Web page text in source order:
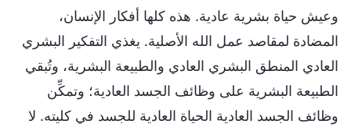
وعيش حياة بشرية عادية. هذه كلها أفكار الإنسان،
المضادة لمقاصد عمل الله الأصلية. يغذي التفكير البشري
العادي المنطق البشري العادي والطبيعة البشرية، وتُبقي
الطبيعة البشرية على وظائف الجسد العادية؛ وتمكِّن
وظائف الجسد العادية الحياة العادية للجسد في كليته. لا